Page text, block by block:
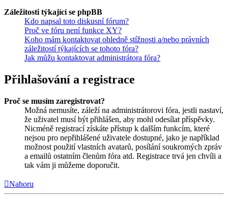
Záležitosti týkající se phpBB
Kdo napsal toto diskusní fórum?
Proč ve fóru není funkce XY?
Koho mám kontaktovat ohledně stížnosti a/nebo právních
záležitostí týkajících se tohoto fóra?
Jak můžu kontaktovat administrátora fóra?
Přihlašování a registrace
Proč se musím zaregistrovat?
Možná nemusíte, záleží na administrátorovi fóra, jestli nastaví,
že uživatel musí být přihlášen, aby mohl odesílat příspěvky.
Nicméně registrací získáte přístup k dalším funkcím, které
nejsou pro nepřihlášené uživatele dostupné, jako je například
možnost použití vlastních avatarů, posílání soukromých zpráv
a emailů ostatním členům fóra atd. Registrace trvá jen chvíli a
tak vám ji můžeme doporučit.
Nahoru